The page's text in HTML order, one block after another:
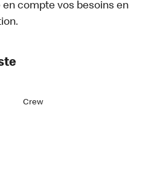
en compte vos besoins en
Crew